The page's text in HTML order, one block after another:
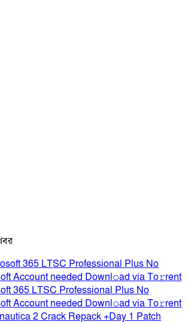
365 LTSC Professional Plus No
Account needed Downl𝚘ad via To𝚛rent